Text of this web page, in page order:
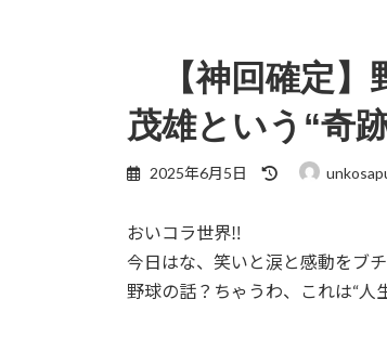
【神回確定】
茂雄という“奇
2025年6月5日
最
日
:
おいコラ世界‼️
今日はな、笑いと涙と感動をブ
野球の話？ちゃうわ、これは“人